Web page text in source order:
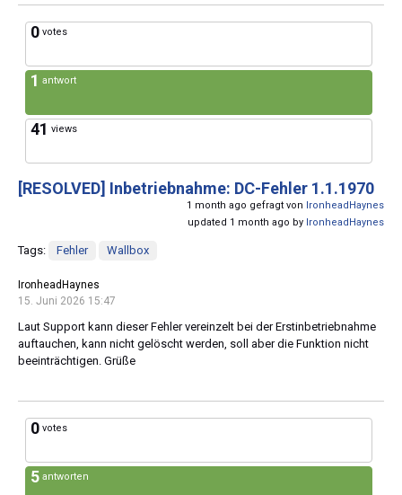
0 votes
1 antwort
41 views
[RESOLVED] Inbetriebnahme: DC-Fehler 1.1.1970
1 month ago gefragt von IronheadHaynes
updated 1 month ago by IronheadHaynes
Tags: Fehler Wallbox
IronheadHaynes
15. Juni 2026 15:47
Laut Support kann dieser Fehler vereinzelt bei der Erstinbetriebnahme
auftauchen, kann nicht gelöscht werden, soll aber die Funktion nicht
beeinträchtigen. Grüße
0 votes
5 antworten